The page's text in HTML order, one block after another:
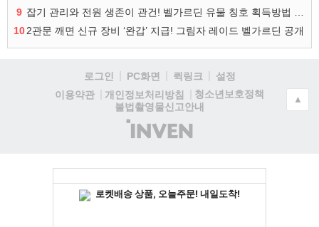
9
102관문 깨면 신규 장비 ‘완갑’ 지급! 그림자 레이드 벨가르딘 공개
로그인 PC화면 퀵링크
설정
이용약관
개인정보처리방침
청소년보호정책
불법촬영물신고안내
(주)
인
▲